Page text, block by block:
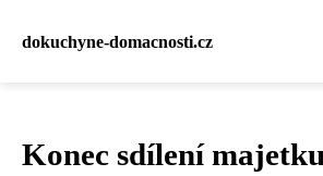
dokuchyne-domacnosti.cz
Konec sdílení